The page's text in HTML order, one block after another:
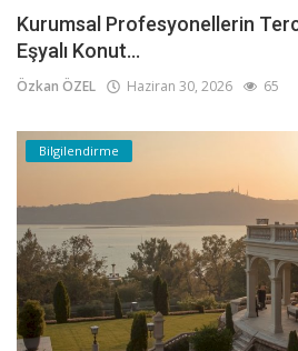
Kurumsal Profesyonellerin
Eşyalı Konut...
Özkan ÖZEL Haziran 30, 2026 65
Bilgilendirme